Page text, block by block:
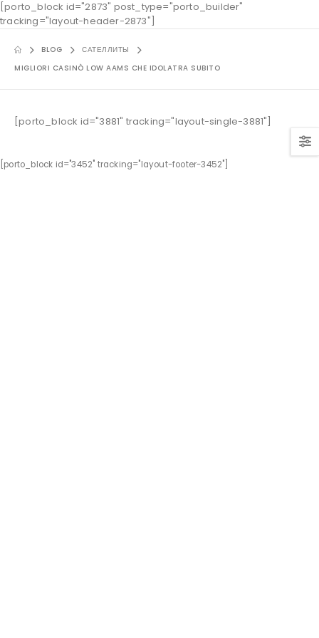
[porto_block id="2873" post_type="porto_builder"
tracking="layout-header-2873"]
BLOG
САТЕЛЛИТЫ
MIGLIORI CASINÒ LOW AAMS CHE IDOLATRA SUBITO
[porto_block id="3881" tracking="layout-single-3881"]
[porto_block id="3452" tracking="layout-footer-3452"]